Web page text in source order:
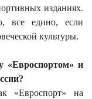
изданиях.
все едино, если
культуры.
«Евроспортом» и
«Евроспорт» на